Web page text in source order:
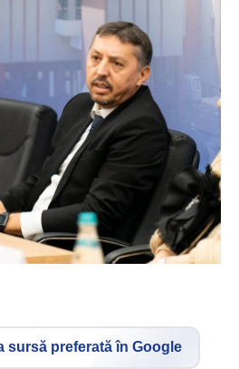
sursă preferată în Google